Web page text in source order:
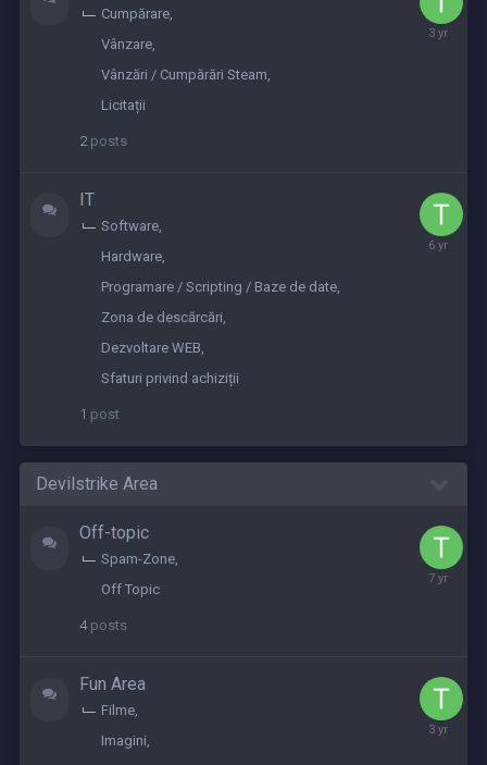
Cumpărare
Vânzare
Vânzări / Cumpărări Steam
Licitații
2 posts
June
IT
Software
Hardware
Programare / Scripting / Baze de date
Zona de descărcări
Dezvoltare WEB
Sfaturi privind achiziții
1 post
August
Devilstrike Area
Off-topic
Spam-Zone
Off Topic
4 posts
May
Fun Area
Filme
Imagini
May